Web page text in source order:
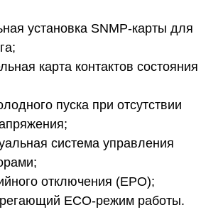
установка SNMP-карты для
карта контактов состояния
пуска при отсутствии
система управления
отключения (EPO);
ECO-режим работы.